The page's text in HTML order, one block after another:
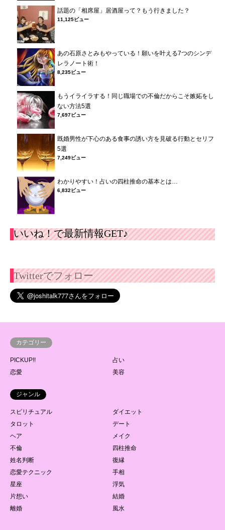
話題の「相席屋」居酒屋って？もう行きました？
11,125ビュー
あの石原さとみもやっている！願いを叶える7つのシンデ
レラノート術！
8,235ビュー
もうイライラする！同じ職場での不倫だからこそ嫉妬をし
ない方法5選
7,697ビュー
既婚男性が下心のある食事の誘い方を見破る行動とセリフ
5選
7,249ビュー
わかりやすい！占いの四柱推命の基本とは…
6,832ビュー
いいね！で最新情報GET♪
Twitterでフォロー
カテゴリー
PICKUP!!
占い
恋愛
美容
ジャンル
スピリチュアル
ダイエット
タロット
デート
ヘア
メイク
不倫
四柱推命
姓名判断
復縁
恋愛テクニック
手相
星座
浮気
片想い
結婚
離婚
風水